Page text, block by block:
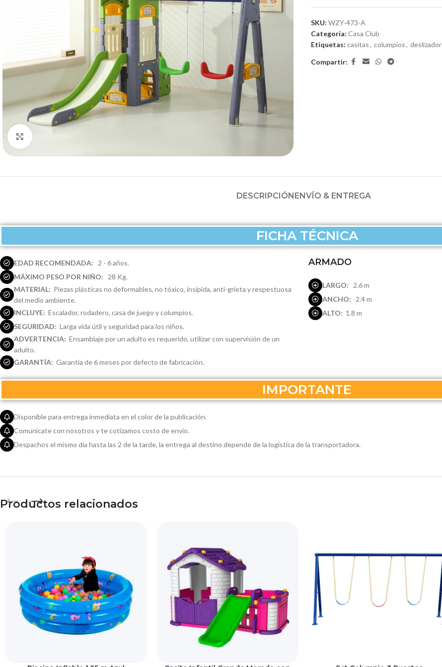
SKU: WZY-473-A
Categoría: Casa Club
Etiquetas: casitas, columpios, deslizador
Compartir:
DESCRIPCIÓNENVÍO & ENTREGA
FICHA TÉCNICA
EDAD RECOMENDADA: 2 - 6 años.
MÁXIMO PESO POR NIÑO: 28 Kg.
MATERIAL: Piezas plásticas no deformables, no tóxico, insípida, anti-grieta y respestuosa
del medio ambiente.
INCLUYE: Escalador, rodadero, casa de juego y columpios.
SEGURIDAD: Larga vida útil y seguridad para los niños.
ADVERTENCIA: Ensamblaje por un adulto es requerido, utilizar con supervisión de un
adulto.
GARANTÍA: Garantía de 6 meses por defecto de fabricación.
ARMADO
LARGO: 2.6 m
ANCHO: 2.4 m
ALTO: 1.8 m
IMPORTANTE
Disponible para entrega inmediata en el color de la publicación.
Comunícate con nosotros y te cotizamos costo de envío.
Despachos el mismo día hasta las 2 de la tarde, la entrega al destino depende de la logística de la transportadora.
Productos relacionados